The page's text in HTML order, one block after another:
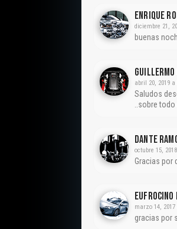
Enrique
diciembre 21,
buenas
GUILLERMO
abril 20, 2019
Saludos
..sobre
Dante
octubre 15,
Gracias por
marzo 14,
gracias por